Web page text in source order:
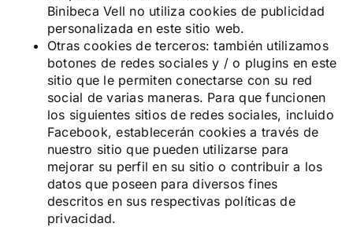
Binibeca Vell no utiliza cookies de publicidad
personalizada en este sitio web.
Otras cookies de terceros: también utilizamos
botones de redes sociales y / o plugins en este
sitio que le permiten conectarse con su red
social de varias maneras. Para que funcionen
los siguientes sitios de redes sociales, incluido
Facebook, establecerán cookies a través de
nuestro sitio que pueden utilizarse para
mejorar su perfil en su sitio o contribuir a los
datos que poseen para diversos fines
descritos en sus respectivas políticas de
privacidad.